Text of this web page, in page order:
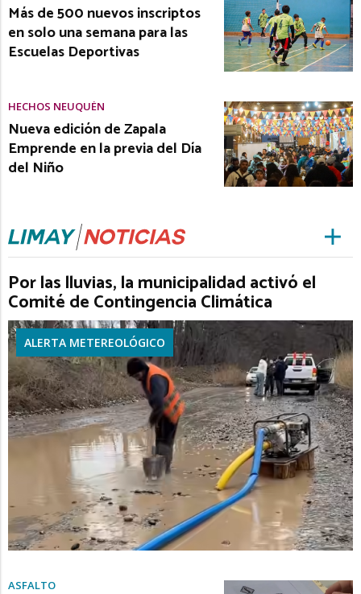
Más de 500 nuevos inscriptos
en solo una semana para las
Escuelas Deportivas
HECHOS NEUQUÉN
Nueva edición de Zapala
Emprende en la previa del Día
del Niño
Por las lluvias, la municipalidad activó el
Comité de Contingencia Climática
ALERTA METEREOLÓGICO
ASFALTO